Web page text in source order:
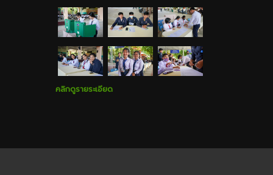
คลิกดูรายระเอียด